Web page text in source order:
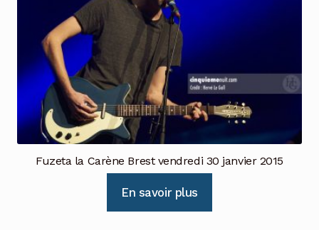
Fuzeta la Carène Brest vendredi 30 janvier 2015
En savoir plus